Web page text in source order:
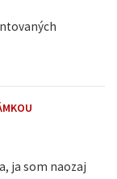
ja som naozaj